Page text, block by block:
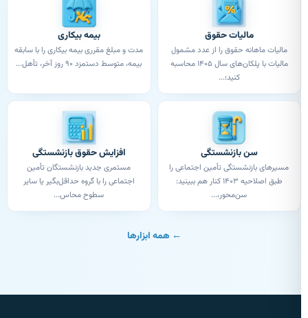
مالیات حقوق
مالیات ماهانه حقوق را از عدد مشمول
مالیات با پلکان‌های سال ۱۴۰۵ محاسبه
کنید؛...
بیمه بیکاری
مدت و مبلغ مقرری بیمه بیکاری را با سابقه
بیمه، متوسط دستمزد ۹۰ روز آخر، تأهل...
سن بازنشستگی
مسیرهای بازنشستگی تأمین اجتماعی را
طبق اصلاحیه ۱۴۰۳ کنار هم ببینید:
سن‌محور،...
افزایش حقوق بازنشستگی
مستمری جدید بازنشستگان تأمین
اجتماعی را با گروه حداقل‌بگیر یا سایر
سطوح محاس...
← همه ابزارها